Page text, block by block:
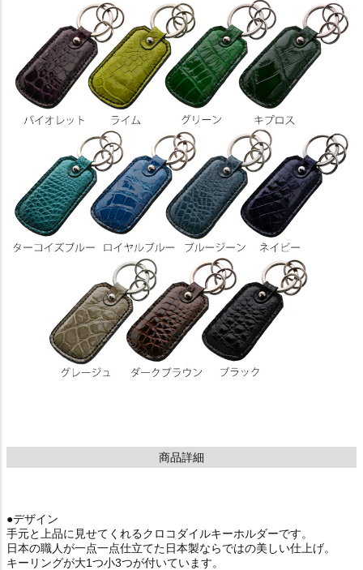
商品詳細
●デザイン
手元と上品に見せてくれるクロコダイルキーホルダーです。
日本の職人が一点一点仕立てた日本製ならではの美しい仕上げ。
キーリングが大1つ小3つが付いています。